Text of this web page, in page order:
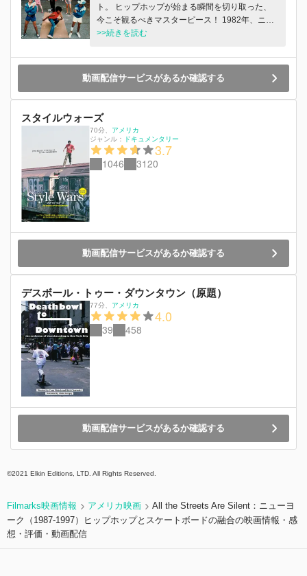
ト。 ヒップホップが始まる瞬間を切り取った、
今こそ観るべきマスターピース！ 1982年、ニュ
ーヨーク、サウス・ブロンクス。グラフィティラ
へ忍び込み、スプレーで地下鉄にグラフィティを
描いていた。レイモンドのグラフィティはその奇
抜なデザインで評判を呼んだが、違法行為のため
正体を明かせずにいた。ある日、これまでに何人
ものアーティストを表舞台に送り出してきた新聞
記者のバージニアから仕事の依頼が舞い込むが、
仕事として描くことと自由に描くことの選択に思
い悩む…。
>>続きを読む
動画配信サービスがあるか確認する
スタイルウォーズ
70分、 アメリカ
ジャンル：
ドキュメンタリー
3.7
1046 3120
動画配信サービスがあるか確認する
デスボール・トゥー・ダウンタウン（原題）
77分、 アメリカ
4.0
39 458
動画配信サービスがあるか確認する
©2021 Elkin Editions, LTD. All Rights Reserved.
Filmarks映画情報 アメリカ映画
All the Streets Are Silent：ニューヨ
ーク（1987-1997）ヒップホップとスケートボードの融合の映画情報・感
想・評価・動画配信